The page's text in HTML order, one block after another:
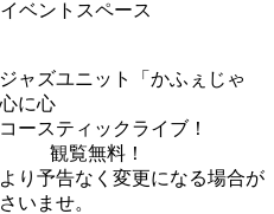
ベントスペース
ャズユニット「かふぇじゃ
に心
ースティックライブ！
覧無料！
り予告なく変更になる場合が
いませ。